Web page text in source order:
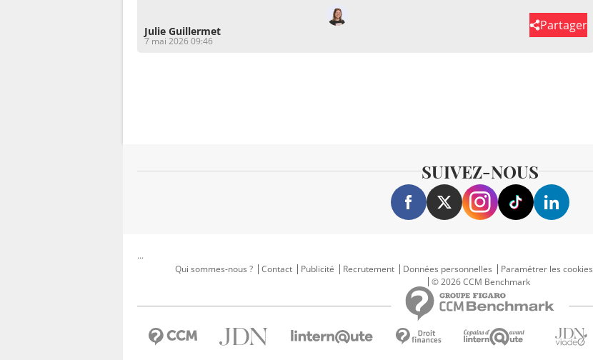
Julie Guillermet
7 mai 2026 09:46
Partager
SUIVEZ-NOUS
...
Qui sommes-nous ?
Contact Publicité Recrutement Données personnelles Paramétrer les cookies
© 2026 CCM Benchmark